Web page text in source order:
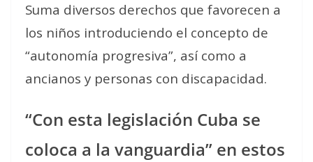
Suma diversos derechos que favorecen a
los niños introduciendo el concepto de
“autonomía progresiva”, así como a
ancianos y personas con discapacidad.
“Con esta legislación Cuba se
coloca a la vanguardia” en estos